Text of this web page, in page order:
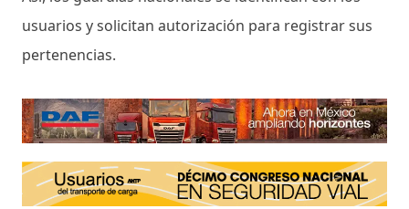
usuarios y solicitan autorización para registrar sus
pertenencias.